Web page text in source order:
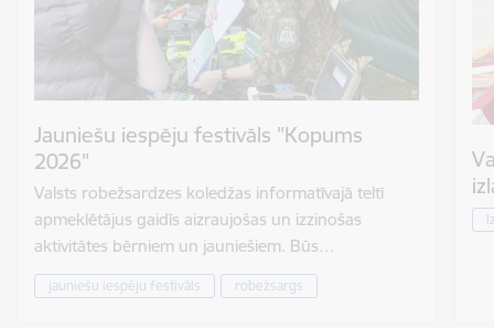
Jauniešu iespēju festivāls "Kopums
2026"
Valsts robežsardzes koledžas informatīvajā teltī
apmeklētājus gaidīs aizraujošas un izzinošas
aktivitātes bērniem un jauniešiem. Būs…
jauniešu iespēju festivāls robežsargs